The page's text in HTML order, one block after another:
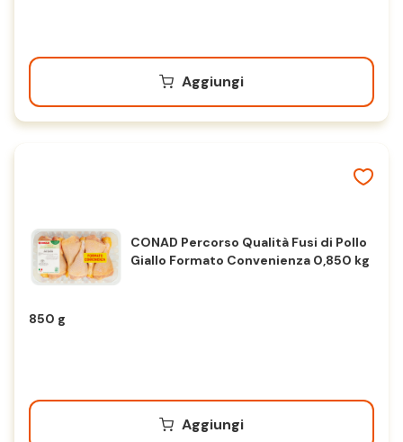
Aggiungi
CONAD Percorso Qualità Fusi di Pollo
Giallo Formato Convenienza 0,850 kg
850 g
Aggiungi